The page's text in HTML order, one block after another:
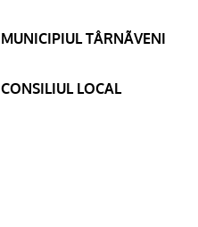
MUNICIPIUL TÂRNÃVENI
CONSILIUL LOCAL